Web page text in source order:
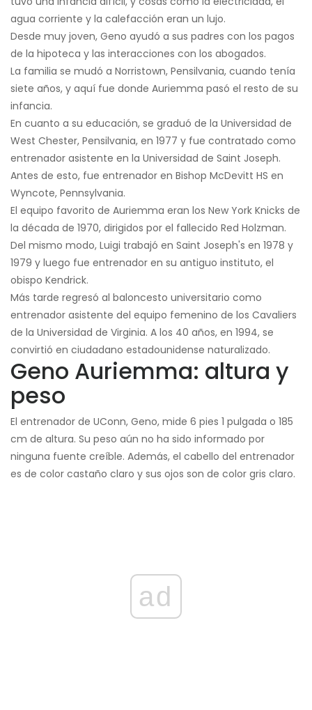
agua corriente y la calefacción eran un lujo.
Desde muy joven, Geno ayudó a sus padres con los pagos
de la hipoteca y las interacciones con los abogados.
La familia se mudó a Norristown, Pensilvania, cuando tenía
siete años, y aquí fue donde Auriemma pasó el resto de su
infancia.
En cuanto a su educación, se graduó de la Universidad de
West Chester, Pensilvania, en 1977 y fue contratado como
entrenador asistente en la Universidad de Saint Joseph.
Antes de esto, fue entrenador en Bishop McDevitt HS en
Wyncote, Pennsylvania.
El equipo favorito de Auriemma eran los New York Knicks de
la década de 1970, dirigidos por el fallecido Red Holzman.
Del mismo modo, Luigi trabajó en Saint Joseph's en 1978 y
1979 y luego fue entrenador en su antiguo instituto, el
obispo Kendrick.
Más tarde regresó al baloncesto universitario como
entrenador asistente del equipo femenino de los Cavaliers
de la Universidad de Virginia. A los 40 años, en 1994, se
convirtió en ciudadano estadounidense naturalizado.
Geno Auriemma: altura y
peso
El entrenador de UConn, Geno, mide 6 pies 1 pulgada o 185
cm de altura. Su peso aún no ha sido informado por
ninguna fuente creíble. Además, el cabello del entrenador
es de color castaño claro y sus ojos son de color gris claro.
ad